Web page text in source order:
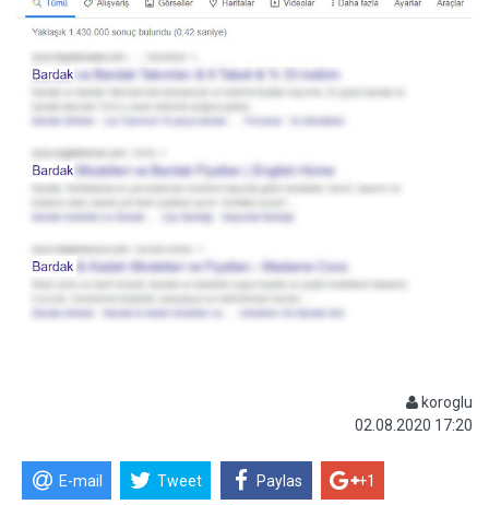
koroglu
02.08.2020 17:20
E-mail Tweet Paylas +1